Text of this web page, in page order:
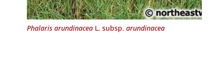
Phalaris arundinaceaL. subsp. arundinacea